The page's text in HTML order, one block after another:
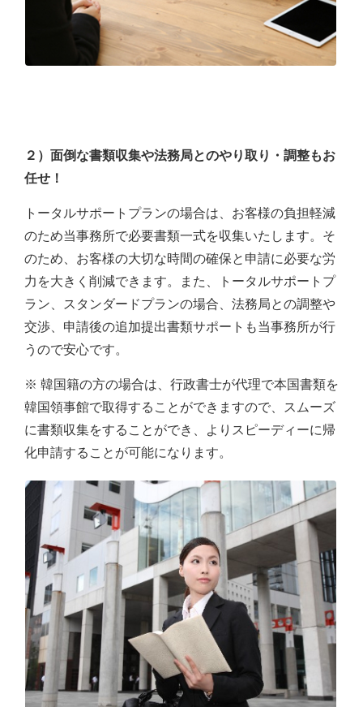
２）面倒な書類収集や法務局とのやり取り・調整もお
任せ！
トータルサポートプランの場合は、お客様の負担軽減
のため当事務所で必要書類一式を収集いたします。そ
のため、お客様の大切な時間の確保と申請に必要な労
力を大きく削減できます。また、トータルサポートプ
ラン、スタンダードプランの場合、法務局との調整や
交渉、申請後の追加提出書類サポートも当事務所が行
うので安心です。
※ 韓国籍の方の場合は、行政書士が代理で本国書類を
韓国領事館で取得することができますので、スムーズ
に書類収集をすることができ、よりスピーディーに帰
化申請することが可能になります。